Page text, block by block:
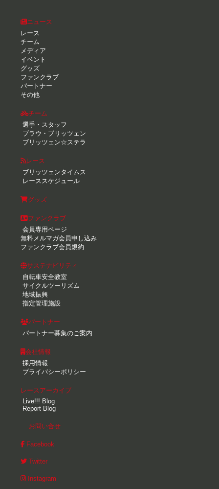
ニュース
レース
チーム
メディア
イベント
グッズ
ファンクラブ
パートナー
その他
チーム
選手・スタッフ
ブラウ・ブリッツェン
ブリッツェン☆ステラ
レース
ブリッツェンタイムス
レーススケジュール
グッズ
ファンクラブ
会員専用ページ
無料メルマガ会員申し込み
ファンクラブ会員規約
サステナビリティ
自転車安全教室
サイクルツーリズム
地域振興
指定管理施設
パートナー
パートナー募集のご案内
会社情報
採用情報
プライバシーポリシー
レースアーカイブ
Live!!! Blog
Report Blog
お問い合せ
Facebook
Twitter
Instagram